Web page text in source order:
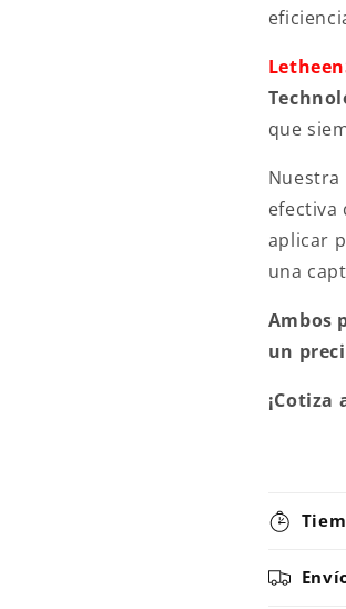
que
Nuestra
efectiva
aplicar
una
Ambos
un
¡Cotiza